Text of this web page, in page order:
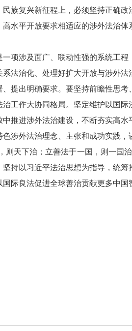
民族复兴新征程上，必须坚持正确
高水平开放要求相适应的涉外法治
一项涉及面广、联动性强的系统工
系法治化、处理好扩大开放与涉外
、提出明确要求。要坚持前瞻性思
治工作大协同格局。坚定维护以国
中推进涉外法治建设，不断夯实高
色涉外法治理念、主张和成功实践
则天下治；立善法于一国，则一国
坚持以习近平法治思想为指导，统
国际良法促进全球善治贡献更多中国